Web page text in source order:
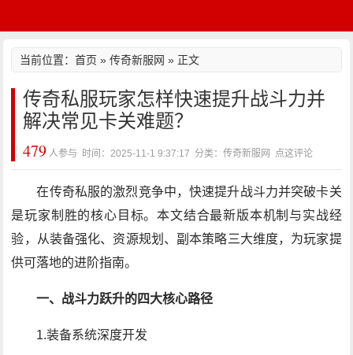
当前位置：首页 »传奇新服网 » 正文
传奇私服玩家怎样快速提升战斗力并
解决常见卡关难题？
479 人参与 时间：2025-11-1 9:37:17 分类：传奇新服网 点这评论
在传奇私服的激烈竞争中，快速提升战斗力并突破卡关
是玩家制胜的核心目标。本文结合最新版本机制与实战经
验，从装备强化、资源规划、副本策略三大维度，为玩家提
供可落地的进阶指南。
一、战斗力跃升的四大核心路径
1.装备系统深度开发